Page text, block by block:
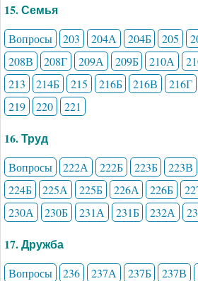
15. Семья
Вопросы 203 204А 204Б 205
208В
208Г 209А 209Б 210А
213
214Б 215 216Б 216В 216Г
219
220 221
16. Труд
Вопросы 222А 222Б 223Б 223В
224Б
225А 225Б 226А 226Б
230А
230Б 231А 231Б 232А
17. Дружба
Вопросы 236 237А 237Б 237В